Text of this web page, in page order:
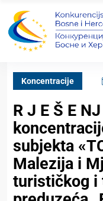
Koncentracije
R J E Š E
subjekta
Malezija i
turističkog i